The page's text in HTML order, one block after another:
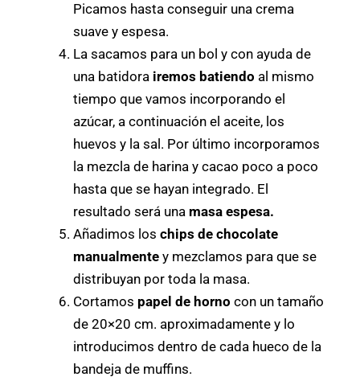
Picamos hasta conseguir una crema
suave y espesa.
La sacamos para un bol y con ayuda de
una batidora iremos batiendo al mismo
tiempo que vamos incorporando el
azúcar, a continuación el aceite, los
huevos y la sal. Por último incorporamos
la mezcla de harina y cacao poco a poco
hasta que se hayan integrado. El
resultado será una masa espesa.
Añadimos los chips de chocolate
manualmente y mezclamos para que se
distribuyan por toda la masa.
Cortamos papel de horno con un tamaño
de 20×20 cm. aproximadamente y lo
introducimos dentro de cada hueco de la
bandeja de muffins.